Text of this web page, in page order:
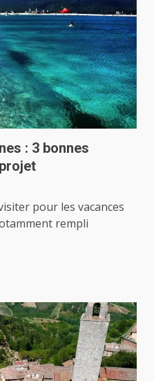
: 3 bonnes
pour les vacances
rempli